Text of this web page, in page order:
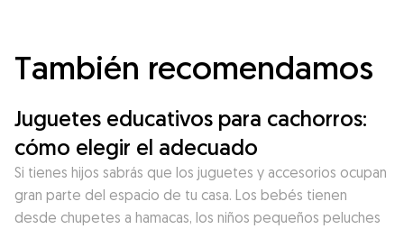
También recomendamos
Juguetes educativos para cachorros:
cómo elegir el adecuado
Si tienes hijos sabrás que los juguetes y accesorios ocupan
gran parte del espacio de tu casa. Los bebés tienen
desde chupetes a hamacas, los niños pequeños peluches